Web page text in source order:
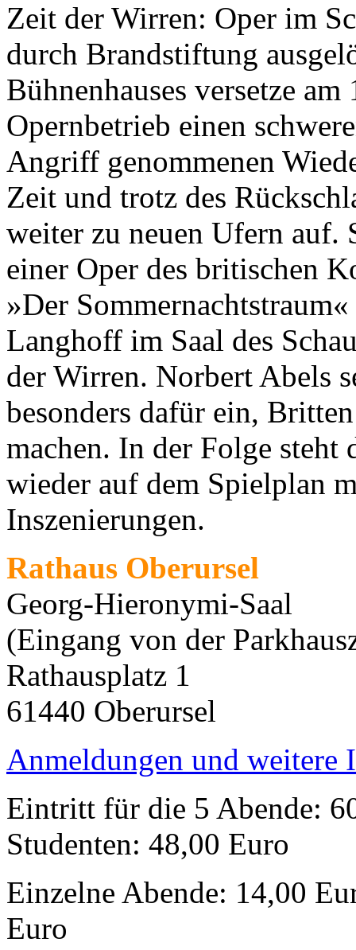
Zeit der Wirren: Oper im
durch Brandstiftung
Bühnenhauses versetze
Opernbetrieb einen
Angriff genommenen
Zeit und trotz des
weiter zu neuen Ufern
einer Oper des britischen
»Der
Langhoff im Saal des
der Wirren. Norbert Abels
besonders dafür ein,
machen. In der Folge
wieder auf dem Spielplan
Inszenierungen.
Rathaus Oberursel
Georg-Hieronymi-Saal
(Eingang von der
Rathausplatz 1
61440 Oberursel
Anmeldungen und
Eintritt für die 5 Abende:
Studenten: 48,00 Euro
Einzelne Abende: 14,00
Euro